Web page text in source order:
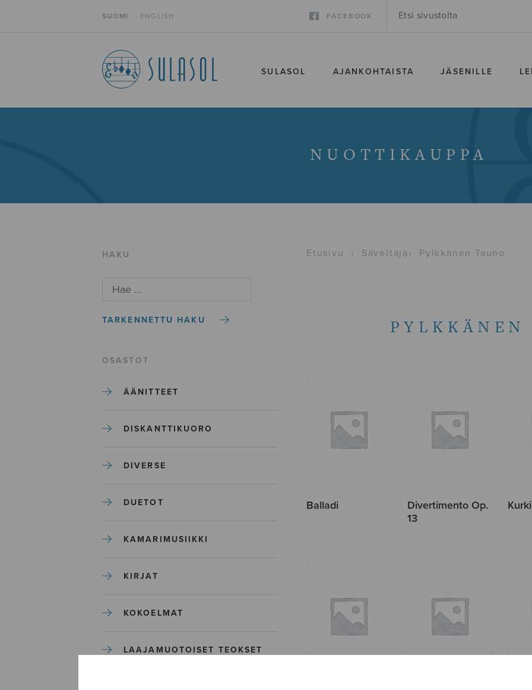
SUOMI ENGLISH FACEBOOK
SULASOL AJANKOHTAISTA JÄSENILLE
NUOTTIKAUPPA
HAKU
TARKENNETTU HAKU
OSASTOT
ÄÄNITTEET
DISKANTTIKUORO
DIVERSE
DUETOT
KAMARIMUSIIKKI
KIRJAT
KOKOELMAT
LAAJAMUOTOISET TEOKSET
Etusivu › Säveltäjä › Pylkkänen Tauno
PYLKKÄNEN
Balladi
Divertimento Op.
13